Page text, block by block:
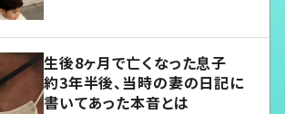
生後8ヶ月で亡くなった息子
約3年半後、当時の妻の日記に
書いてあった本音とは